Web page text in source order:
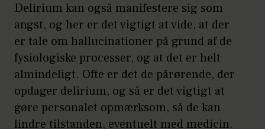
Delirium kan også manifestere sig som
angst, og her er det vigtigt at vide, at der
er tale om hallucinationer på grund af de
fysiologiske processer, og at det er helt
almindeligt. Ofte er det de pårørende, der
opdager delirium, og så er det vigtigt at
gøre personalet opmærksom, så de kan
lindre tilstanden, eventuelt med medicin.